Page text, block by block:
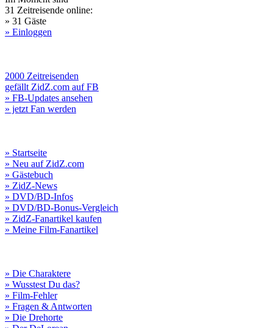
31 Zeitreisende online:
» 31 Gäste
» Einloggen
2000 Zeitreisenden
gefällt ZidZ.com auf FB
» FB-Updates ansehen
» jetzt Fan werden
» Startseite
» Neu auf ZidZ.com
» Gästebuch
» ZidZ-News
» DVD/BD-Infos
» DVD/BD-Bonus-Vergleich
» ZidZ-Fanartikel kaufen
» Meine Film-Fanartikel
» Die Charaktere
» Wusstest Du das?
» Film-Fehler
» Fragen & Antworten
» Die Drehorte